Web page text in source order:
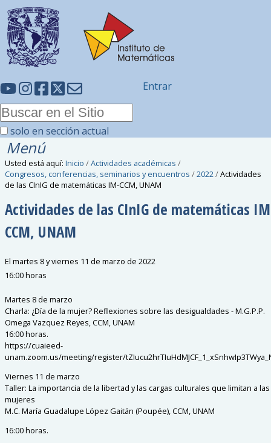
solo en sección actual
Entrar
Menú
Usted está aquí: Inicio /Actividades académicas /
Congresos, conferencias, seminarios y encuentros /2022/Actividades
de las CInIG de matemáticas IM-CCM, UNAM
Actividades de las CInIG de matemáticas
CCM, UNAM
El martes 8 y viernes 11 de marzo de 2022
16:00 horas
Martes 8 de marzo
Charla: ¿Día de la mujer? Reflexiones sobre las desigualdades - M.G.P.P.
Omega Vazquez Reyes, CCM, UNAM
16:00 horas.
https://cuaieed-
unam.zoom.us/meeting/register/
Viernes 11 de marzo
Taller: La importancia de la libertad y las cargas culturales que limitan a las
mujeres
M.C. María Guadalupe López Gaitán (Poupée), CCM, UNAM
16:00 horas.